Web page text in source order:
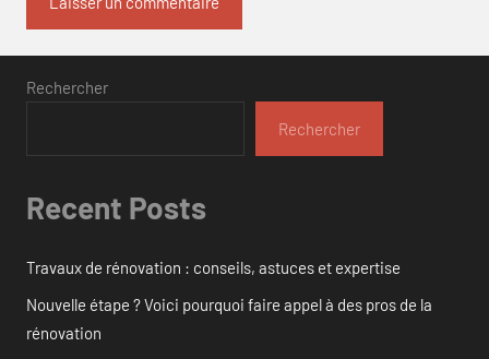
Rechercher
Rechercher
Recent Posts
Travaux de rénovation : conseils, astuces et expertise
Nouvelle étape ? Voici pourquoi faire appel à des pros de la
rénovation